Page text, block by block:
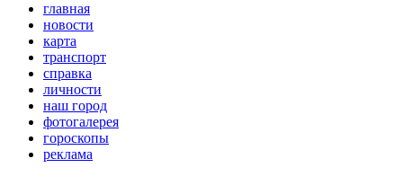
главная
новости
карта
транспорт
справка
личности
наш город
фотогалерея
гороскопы
реклама